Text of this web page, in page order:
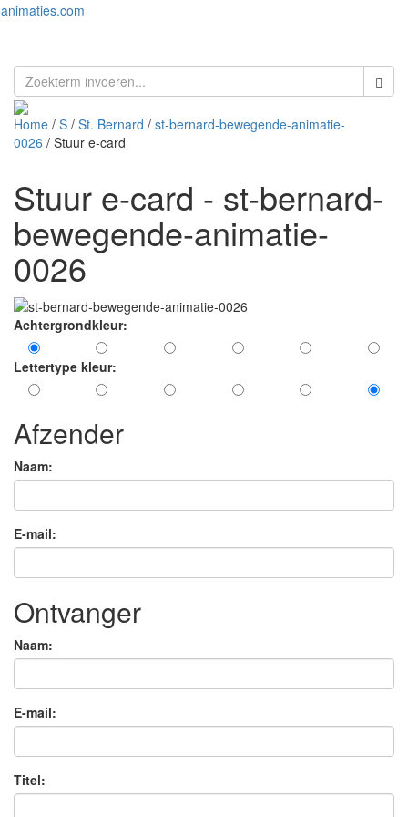
animaties.com
Home / S / St. Bernard / st-bernard-bewegende-animatie-
0026 / Stuur e-card
Stuur e-card - st-bernard-
bewegende-animatie-
0026
Achtergrondkleur:
Lettertype kleur:
Afzender
Naam:
E-mail:
Ontvanger
Naam:
E-mail:
Titel: